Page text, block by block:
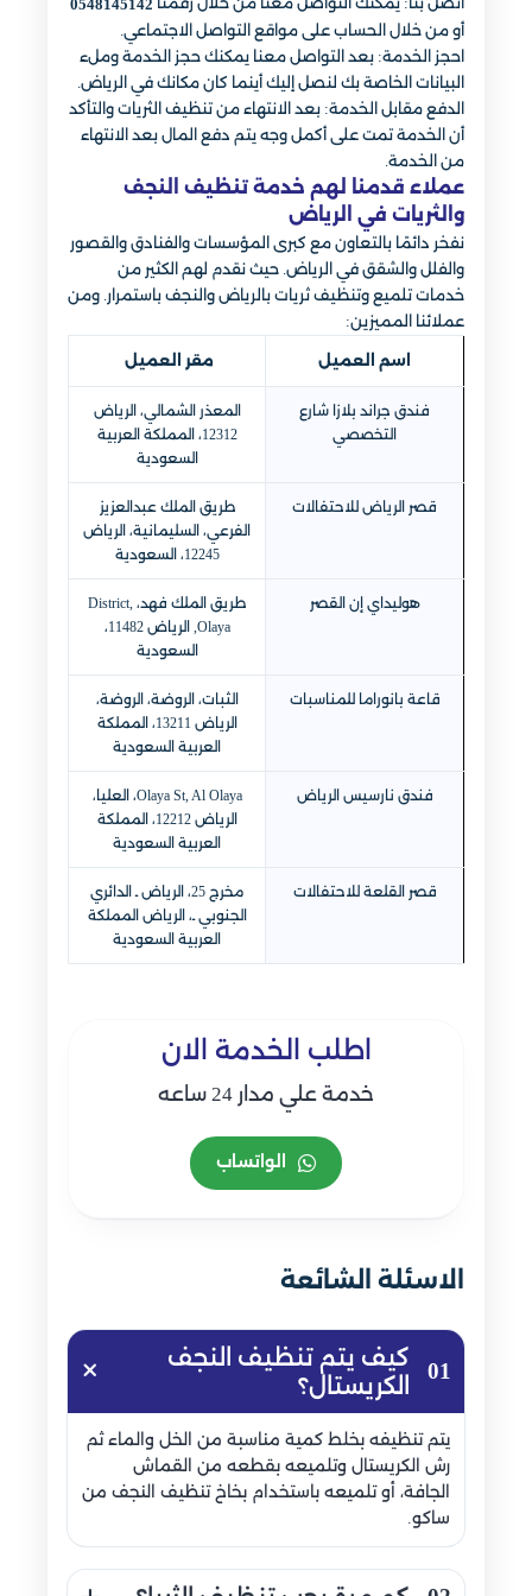
0548145142
أو من خلال الحساب على مواقع التواصل الاجتماعي.
احجز الخدمة: بعد التواصل معنا يمكنك حجز الخدمة وملء
البيانات الخاصة بك لنصل إليك أينما كان مكانك في الرياض.
الدفع مقابل الخدمة: بعد الانتهاء من تنظيف الثريات والتأكد
أن الخدمة تمت على أكمل وجه يتم دفع المال بعد الانتهاء
من الخدمة.
عملاء قدمنا لهم خدمة تنظيف النجف
والثريات في الرياض
نفخر دائمًا بالتعاون مع كبرى المؤسسات والفنادق والقصور
والفلل والشقق في الرياض. حيث نقدم لهم الكثير من
خدمات تلميع وتنظيف ثريات بالرياض والنجف باستمرار. ومن
عملائنا المميزين:
اسم العميل مقر العميل
فندق جراند بلازا شارع
التخصصي
المعذر الشمالي، الرياض
12312، المملكة العربية
السعودية
قصر الرياض للاحتفالات
طريق الملك عبدالعزيز
الفرعي، السليمانية، الرياض
12245، السعودية
هوليداي إن القصر
طريق الملك فهد، District,
Olaya, الرياض 11482،
السعودية
قاعة بانوراما للمناسبات
الثبات، الروضة، الروضة،
الرياض 13211، المملكة
العربية السعودية
فندق نارسيس الرياض
Olaya St, Al Olaya، العليا،
الرياض 12212، المملكة
العربية السعودية
قصر القلعة للاحتفالات
مخرج 25، الرياض ـ الدائري
الجنوبي ـ، الرياض المملكة
العربية السعودية
اطلب الخدمة الان
خدمة علي مدار 24 ساعه
الواتساب
الاسئلة الشائعة
01
كيف يتم تنظيف النجف
الكريستال؟
يتم تنظيفه بخلط كمية مناسبة من الخل والماء ثم
رش الكريستال وتلميعه بقطعه من القماش
الجافة، أو تلميعه باستخدام بخاخ تنظيف النجف من
ساكو.